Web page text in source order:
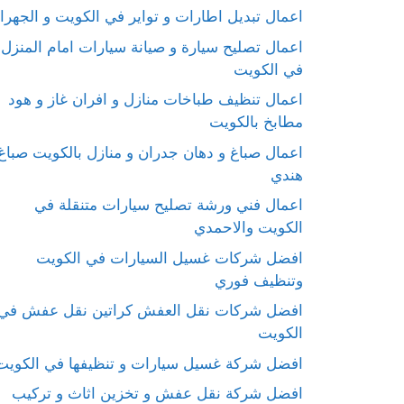
اعمال تبديل اطارات و تواير في الكويت و
اعمال تصليح سيارة و صيانة سيارات امام المنزل
في الكويت
اعمال تنظيف طباخات منازل و افران غاز و هود
مطابخ بالكويت
اعمال صباغ و دهان جدران و منازل بالكويت
هندي
اعمال فني ورشة تصليح سيارات متنقلة في
الكويت والاحمدي
افضل شركات غسيل السيارات في الكويت
وتنظيف فوري
افضل شركات نقل العفش كراتين نقل عفش
الكويت
افضل شركة غسيل سيارات و تنظيفها في
افضل شركة نقل عفش و تخزين اثاث و تركيب